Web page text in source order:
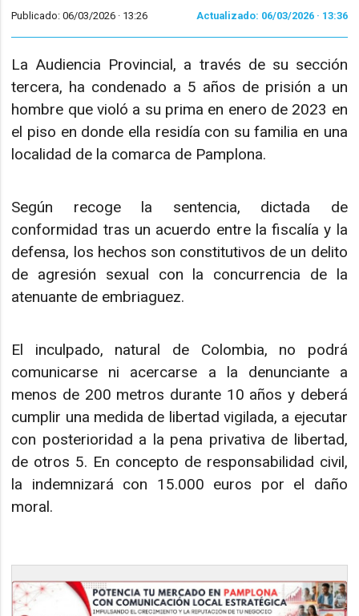
Publicado: 06/03/2026 · 13:26 Actualizado: 06/03/2026 · 13:36
La Audiencia Provincial, a través de su sección
tercera, ha condenado a 5 años de prisión a un
hombre que violó a su prima en enero de 2023 en
el piso en donde ella residía con su familia en una
localidad de la comarca de Pamplona.
Según recoge la sentencia, dictada de
conformidad tras un acuerdo entre la fiscalía y la
defensa, los hechos son constitutivos de un delito
de agresión sexual con la concurrencia de la
atenuante de embriaguez.
El inculpado, natural de Colombia, no podrá
comunicarse ni acercarse a la denunciante a
menos de 200 metros durante 10 años y deberá
cumplir una medida de libertad vigilada, a ejecutar
con posterioridad a la pena privativa de libertad,
de otros 5. En concepto de responsabilidad civil,
la indemnizará con 15.000 euros por el daño
moral.